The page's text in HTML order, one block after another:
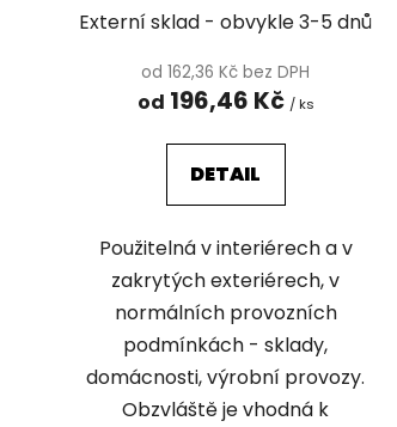
Externí sklad - obvykle 3-5 dnů
od 162,36 Kč bez DPH
od 196,46 Kč / ks
DETAIL
Použitelná v interiérech a v
zakrytých exteriérech, v
normálních provozních
podmínkách - sklady,
domácnosti, výrobní provozy.
Obzvláště je vhodná k